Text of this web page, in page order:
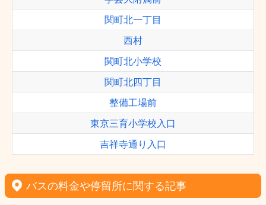
関町北一丁目
西村
関町北小学校
関町北四丁目
整備工場前
東京三育小学校入口
吉祥寺通り入口
バスの料金や停留所に関する記事